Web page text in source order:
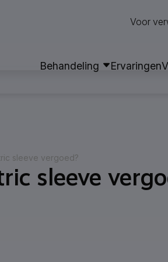
Voor
Behandeling Ervaringen
sleeve vergoed?
sleeve